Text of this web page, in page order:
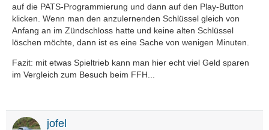
auf die PATS-Programmierung und dann auf den Play-Button
klicken. Wenn man den anzulernenden Schlüssel gleich von
Anfang an im Zündschloss hatte und keine alten Schlüssel
löschen möchte, dann ist es eine Sache von wenigen Minuten.
Fazit: mit etwas Spieltrieb kann man hier echt viel Geld sparen
im Vergleich zum Besuch beim FFH...
jofel